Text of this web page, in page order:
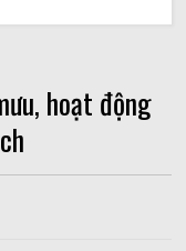
hoạt động